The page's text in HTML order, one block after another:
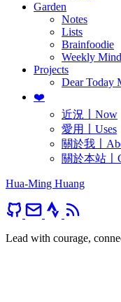
Garden
Notes
Lists
Brainfoodie
Weekly
Projects
Dear Today
❤️
近況〡Now
愛用〡Uses
關於我〡
關於本站〡
Hua-Ming Huang
Lead with courage,